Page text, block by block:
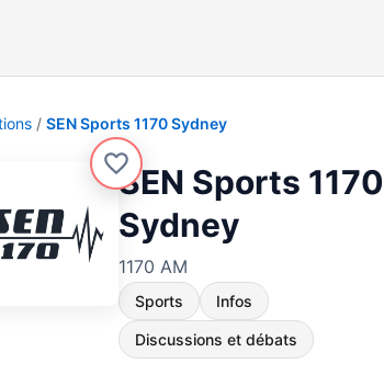
SEN Sports 1170 Sydney
SEN Sports 1170
Sydney
1170 AM
Sports Infos
Discussions et débats